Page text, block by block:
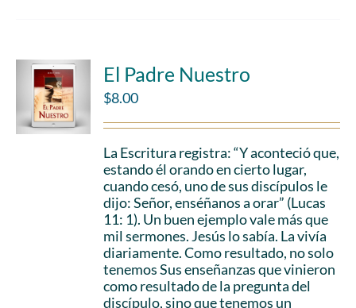
El Padre Nuestro
$8.00
La Escritura registra: “Y aconteció que,
estando él orando en cierto lugar,
cuando cesó, uno de sus discípulos le
dijo: Señor, enséñanos a orar” (Lucas
11: 1). Un buen ejemplo vale más que
mil sermones. Jesús lo sabía. La vivía
diariamente. Como resultado, no solo
tenemos Sus enseñanzas que vinieron
como resultado de la pregunta del
discípulo, sino que tenemos un